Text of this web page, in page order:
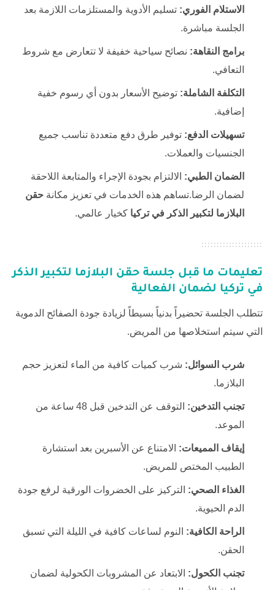
الاستلام الفوري: تسليم الأدوية والمستلزمات اللازمة بعد
الجلسة مباشرة.
برامج النقاهة: نصائح سياحية خفيفة لا تتعارض مع شروط
التعافي.
التكلفة الشاملة: توضيح الأسعار بدون أي رسوم خفية
إضافية.
تسهيلات الدفع: توفير طرق دفع متعددة تناسب جميع
الجنسيات والعملات.
الضمان الطبي: الالتزام بجودة الإجراء والمتابعة اللاحقة
لضمان الرضا.تساهم هذه الخدمات في تعزيز مكانة حقن
البلازما لتكبير الذكر في تركيا كخيار عالمي.
تعليمات ما قبل جلسة حقن البلازما لتكبير الذكر
في تركيا لضمان الفعالية
تتطلب الجلسة تحضيراً بدنياً بسيطاً لزيادة جودة الصفائح الدموية
التي سيتم استخلاصها من المريض.
شرب السوائل: شرب كميات كافية من الماء لتعزيز حجم
البلازما.
تجنب التدخين:
التوقف عن التدخين قبل 48 ساعة من
الموعد.
إيقاف المميعات: الامتناع عن الأسبرين بعد استشارة
الطبيب المختص للمريض.
الغذاء الصحي: التركيز على الخضروات الورقية لرفع جودة
الدم الحيوية.
الراحة الكافية: النوم لساعات كافية في الليلة التي تسبق
الحقن.
تجنب الكحول: الابتعاد عن المشروبات الكحولية لضمان